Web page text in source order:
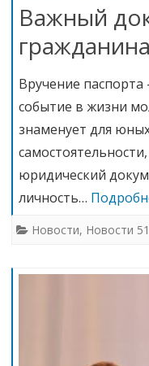
Важный
гражданина
Вручение
событие в жизни
знаменует для
юридический
личность…
Новости, Новости